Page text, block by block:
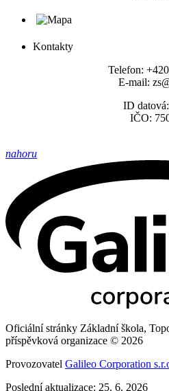
Kontakty
Telefon:
E-mail:
ID
IČO:
nahoru
Oficiální stránky Základní škola,
příspěvková organizace © 2026
Provozovatel Galileo Corporation
Poslední aktualizace: 25. 6. 2026